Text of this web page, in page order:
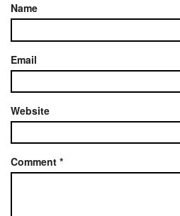
Name
Email
Website
Comment *